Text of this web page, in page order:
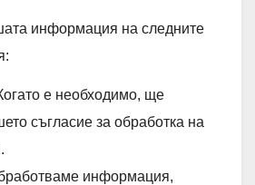
информация на следните
е необходимо, ще
съгласие за обработка на
информация,